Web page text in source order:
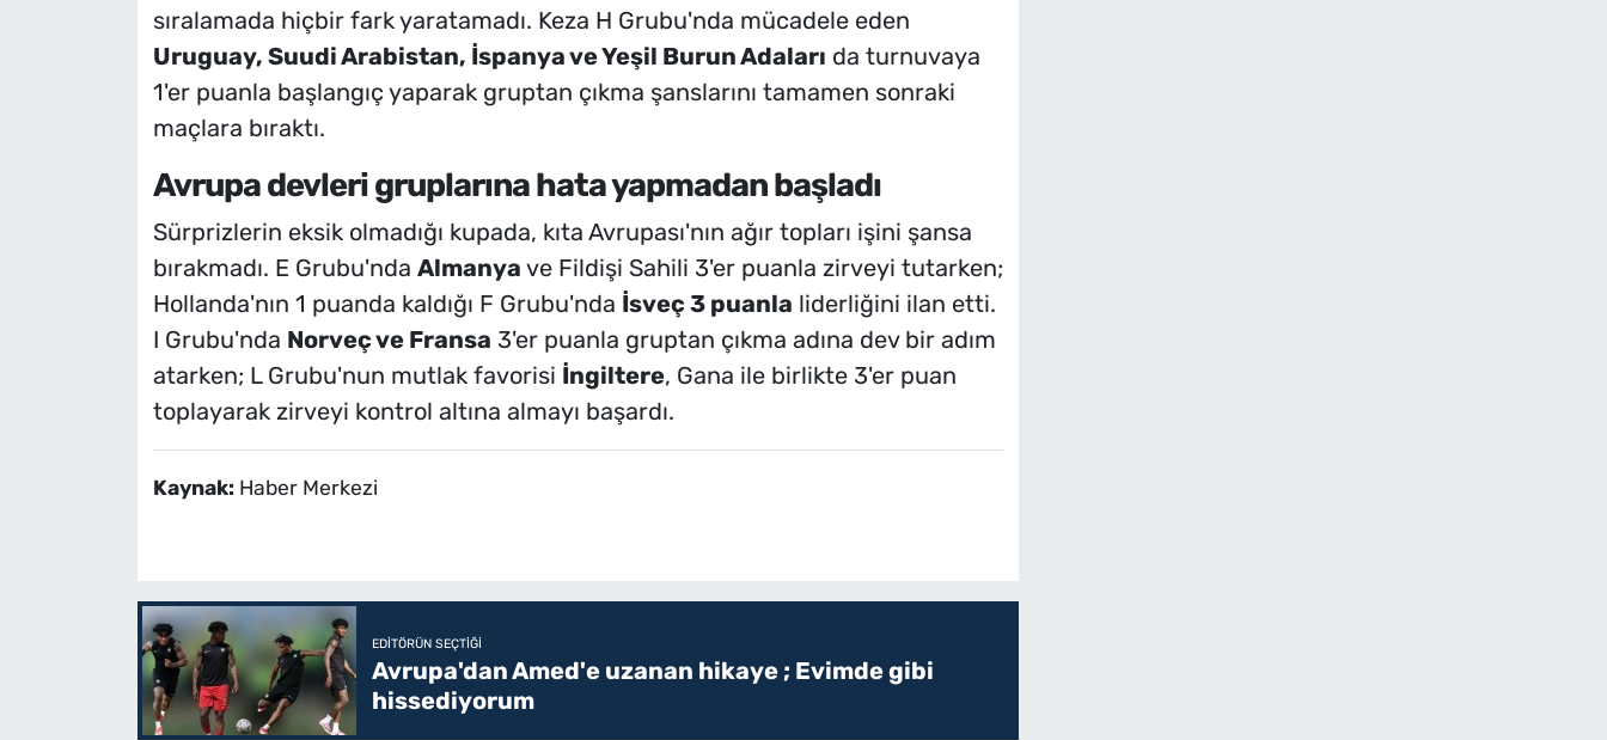
sıralamada hiçbir fark yaratamadı. Keza H Grubu'nda mücadele eden
Uruguay, Suudi Arabistan, İspanya ve Yeşil Burun Adaları da turnuvaya
1'er puanla başlangıç yaparak gruptan çıkma şanslarını tamamen sonraki
maçlara bıraktı.
Avrupa devleri gruplarına hata yapmadan başladı
Sürprizlerin eksik olmadığı kupada, kıta Avrupası'nın ağır topları işini şansa
bırakmadı. E Grubu'nda Almanya ve Fildişi Sahili 3'er puanla zirveyi tutarken;
Hollanda'nın 1 puanda kaldığı F Grubu'nda İsveç 3 puanla liderliğini ilan etti.
I Grubu'nda Norveç ve Fransa 3'er puanla gruptan çıkma adına dev bir adım
atarken; L Grubu'nun mutlak favorisi İngiltere, Gana ile birlikte 3'er puan
toplayarak zirveyi kontrol altına almayı başardı.
Kaynak: Haber Merkezi
EDITÖRÜN SEÇTIĞI
Avrupa'dan Amed'e uzanan hikaye ; Evimde gibi
hissediyorum